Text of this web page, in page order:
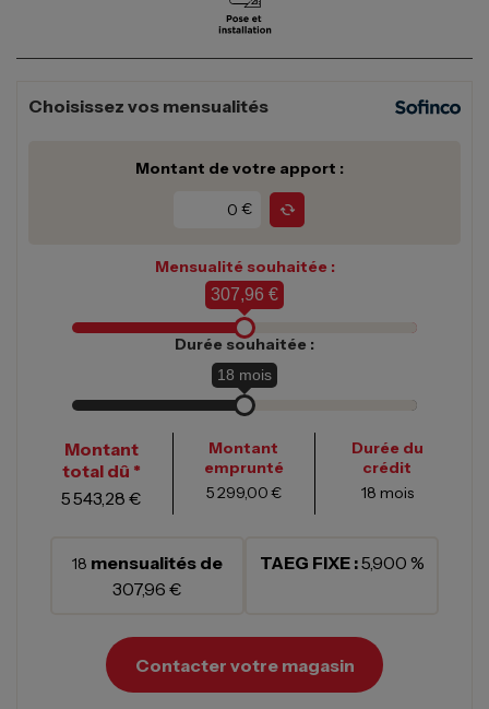
Choisissez vos mensualités
Montant de votre apport :
€
Mensualité souhaitée :
307,96 €
Durée souhaitée :
18 mois
Montant
total dû *
5 543,28 €
Montant
emprunté
5 299,00 €
Durée du
crédit
18 mois
18 mensualités de
307,96 €
TAEG FIXE :5,900 %
Contacter votre magasin